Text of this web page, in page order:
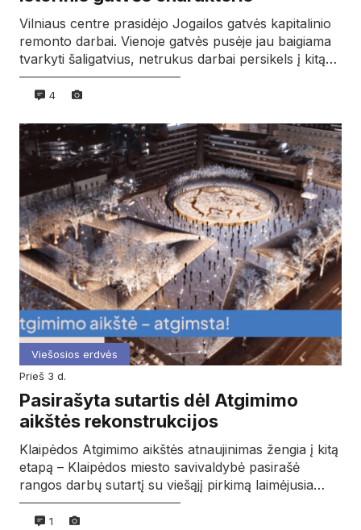
Vilniaus centre prasidėjo Jogailos gatvės kapitalinio
remonto darbai. Vienoje gatvės pusėje jau baigiama
tvarkyti šaligatvius, netrukus darbai persikels į kitą…
4
Viešosios erdvės
prieš 3 d.
Pasirašyta sutartis dėl Atgimimo
aikštės rekonstrukcijos
Klaipėdos Atgimimo aikštės atnaujinimas žengia į kitą
etapą – Klaipėdos miesto savivaldybė pasirašė
rangos darbų sutartį su viešąjį pirkimą laimėjusia…
1